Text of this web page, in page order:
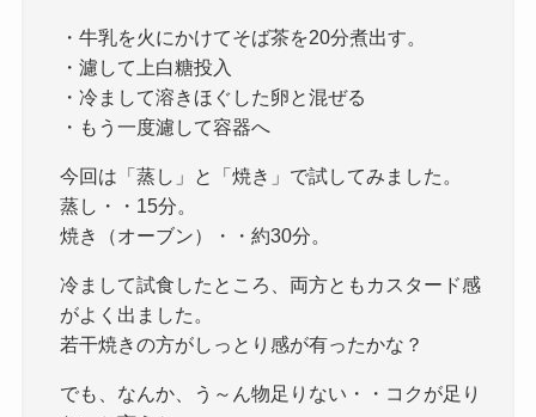
・牛乳を火にかけてそば茶を20分煮出す。
・濾して上白糖投入
・冷まして溶きほぐした卵と混ぜる
・もう一度濾して容器へ
今回は「蒸し」と「焼き」で試してみました。
蒸し・・15分。
焼き（オーブン）・・約30分。
冷まして試食したところ、両方ともカスタード感
がよく出ました。
若干焼きの方がしっとり感が有ったかな？
でも、なんか、う～ん物足りない・・コクが足り